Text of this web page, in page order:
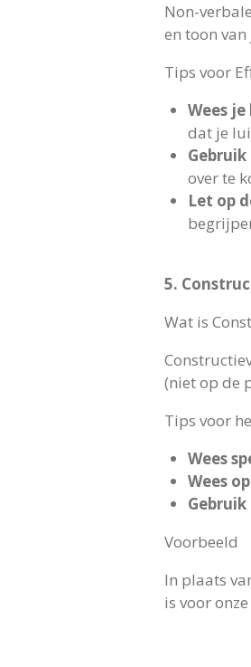
Non-
en toon
Tips voor
Wees
dat je
over te
Let op
5.
Wat is
(niet op de
Tips voor
Wees
Wees
Voorbeeld
In plaats
is voor